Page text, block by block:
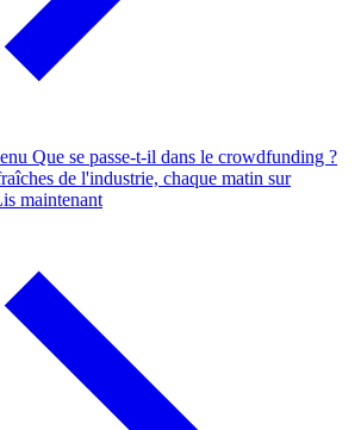
Que se passe-t-il dans le crowdfunding ?
de l'industrie, chaque matin sur
maintenant